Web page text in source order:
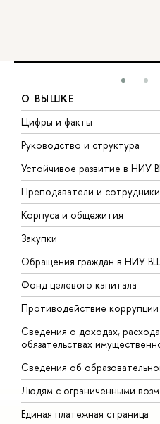
О ВЫШКЕ
Цифры и факты
Руководство и структура
Устойчивое развитие в НИУ
Преподаватели и сотрудники
Корпуса и общежития
Закупки
Обращения граждан в НИУ
Фонд целевого капитала
Противодействие коррупции
Сведения о доходах,
обязательствах
Сведения об
Людям с ограниченными
Единая платежная страница